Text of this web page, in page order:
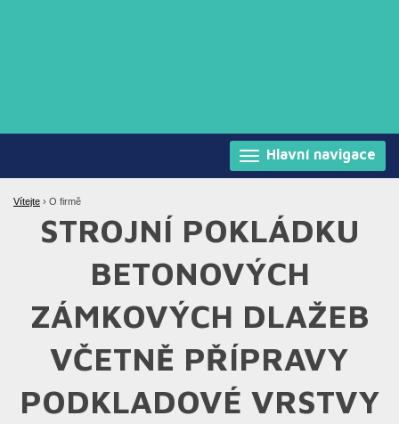
Hlavní navigace
Vítejte › O firmě
STROJNÍ POKLÁDKU
BETONOVÝCH
ZÁMKOVÝCH DLAŽEB
VČETNĚ PŘÍPRAVY
PODKLADOVÉ VRSTVY